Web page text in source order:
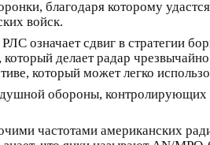
благодаря которому
войск.
означает сдвиг в стратегии
делает радар
который может легко
обороны,
частотами американских